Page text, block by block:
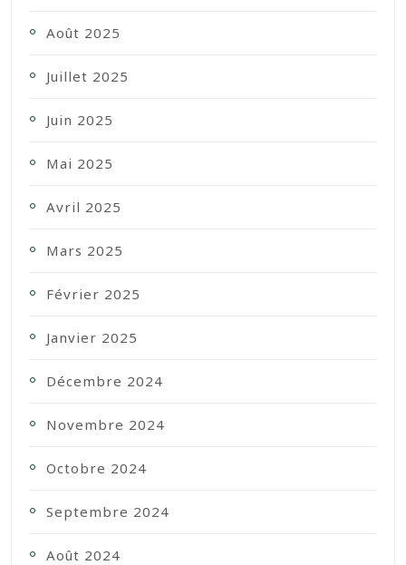
Août 2025
Juillet 2025
Juin 2025
Mai 2025
Avril 2025
Mars 2025
Février 2025
Janvier 2025
Décembre 2024
Novembre 2024
Octobre 2024
Septembre 2024
Août 2024